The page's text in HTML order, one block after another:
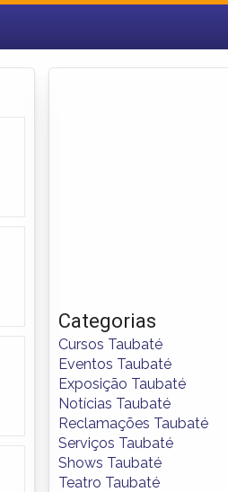
Categorias
Cursos Taubaté
Eventos Taubaté
Exposição Taubaté
Notícias Taubaté
Reclamações Taubaté
Serviços Taubaté
Shows Taubaté
Teatro Taubaté